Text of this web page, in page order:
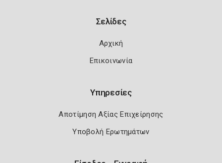
Σελίδες
Αρχική
Επικοινωνία
Υπηρεσίες
Αποτίμηση Αξίας Επιχείρησης
Υποβολή Ερωτημάτων